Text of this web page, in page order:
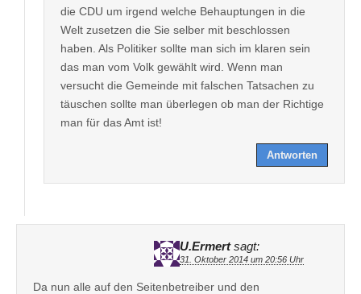
die CDU um irgend welche Behauptungen in die
Welt zusetzen die Sie selber mit beschlossen
haben. Als Politiker sollte man sich im klaren sein
das man vom Volk gewählt wird. Wenn man
versucht die Gemeinde mit falschen Tatsachen zu
täuschen sollte man überlegen ob man der Richtige
man für das Amt ist!
Antworten
U.Ermert sagt:
31. Oktober 2014 um 20:56 Uhr
Da nun alle auf den Seitenbetreiber und den